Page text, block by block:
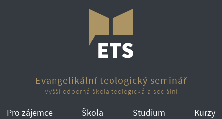
Evangelikální teologický seminář
Vyšší odborná škola teologická a sociální
Pro zájemce Škola Studium
Kurzy